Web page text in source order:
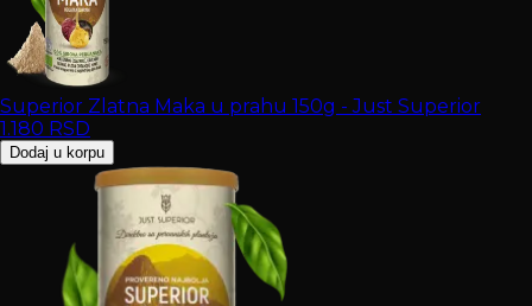
Superior Zlatna Maka u prahu 150g - Just Superior
1.180 RSD
Dodaj u korpu